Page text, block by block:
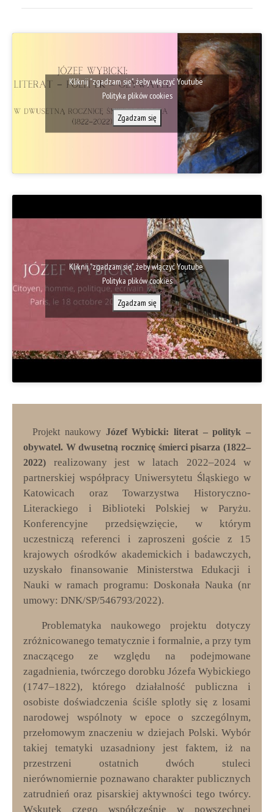
Kliknij "zgadzam się", żeby włączyć Youtube
Polityka plików cookies
Zgadzam się
Kliknij "zgadzam się", żeby włączyć Youtube
Polityka plików cookies
Zgadzam się
Projekt naukowy Józef Wybicki: literat – polityk –
obywatel. W dwusetną rocznicę śmierci pisarza (1822–
2022) realizowany jest w latach 2022–2024 w
partnerskiej współpracy Uniwersytetu Śląskiego w
Katowicach oraz Towarzystwa Historyczno-
Literackiego i Biblioteki Polskiej w Paryżu.
Konferencyjne przedsięwzięcie, w którym
uczestniczą referenci i zaproszeni goście z 15
krajowych ośrodków akademickich i badawczych,
uzyskało finansowanie Ministerstwa Edukacji i
Nauki w ramach programu: Doskonała Nauka (nr
umowy: DNK/SP/546793/2022).
Problematyka naukowego projektu dotyczy
zróżnicowanego tematycznie i formalnie, a przy tym
znaczącego ze względu na podejmowane
zagadnienia, twórczego dorobku Józefa Wybickiego
(1747–1822), którego działalność publiczna i
osobiste doświadczenia ściśle splotły się z losami
narodowej wspólnoty w epoce o szczególnym,
przełomowym znaczeniu w dziejach Polski. Wybór
takiej tematyki uzasadniony jest faktem, iż na
przestrzeni ostatnich dwóch stuleci
nierównomiernie poznawano charakter publicznych
zatrudnień oraz pisarskiej aktywności tego twórcy.
Wskutek czego współcześnie w powszechnej